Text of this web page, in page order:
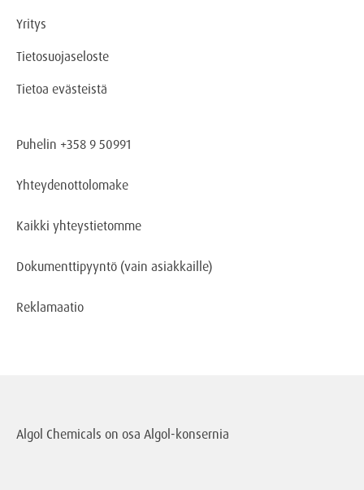
Yritys
Tietosuojaseloste
Tietoa evästeistä
Puhelin +358 9 50991
Yhteydenottolomake
Kaikki yhteystietomme
Dokumenttipyyntö (vain asiakkaille)
Reklamaatio
Algol Chemicals on osa Algol-konsernia